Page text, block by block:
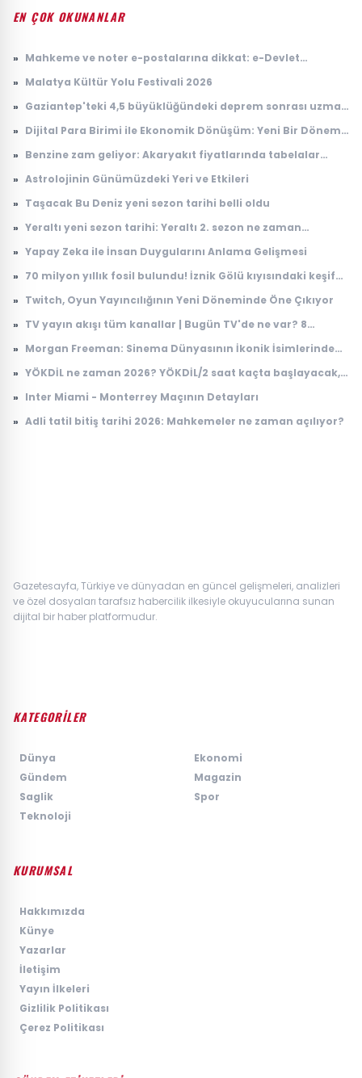
EN ÇOK OKUNANLAR
» Mahkeme ve noter e-postalarına dikkat: e-Devlet
» Malatya Kültür Yolu Festivali 2026
» Gaziantep'teki 4,5 büyüklüğündeki deprem sonrası uzman
» Dijital Para Birimi ile Ekonomik Dönüşüm: Yeni Bir Dönem
» Benzine zam geliyor: Akaryakıt fiyatlarında tabelalar
» Astrolojinin Günümüzdeki Yeri ve Etkileri
» Taşacak Bu Deniz yeni sezon tarihi belli oldu
» Yeraltı yeni sezon tarihi: Yeraltı 2. sezon ne zaman
» Yapay Zeka ile İnsan Duygularını Anlama Gelişmesi
» 70 milyon yıllık fosil bulundu! İznik Gölü kıyısındaki keşif
» Twitch, Oyun Yayıncılığının Yeni Döneminde Öne Çıkıyor
» TV yayın akışı tüm kanallar | Bugün TV'de ne var? 8
» Morgan Freeman: Sinema Dünyasının İkonik İsimlerinden
» YÖKDİL ne zaman 2026? YÖKDİL/2 saat kaçta başlayacak,
» Inter Miami - Monterrey Maçının Detayları
» Adli tatil bitiş tarihi 2026: Mahkemeler ne zaman açılıyor?
Gazetesayfa, Türkiye ve dünyadan en güncel gelişmeleri, analizleri
ve özel dosyaları tarafsız habercilik ilkesiyle okuyucularına sunan
dijital bir haber platformudur.
KATEGORİLER
Dünya
Ekonomi
Gündem
Magazin
Saglik
Spor
Teknoloji
KURUMSAL
Hakkımızda
Künye
Yazarlar
İletişim
Yayın İlkeleri
Gizlilik Politikası
Çerez Politikası